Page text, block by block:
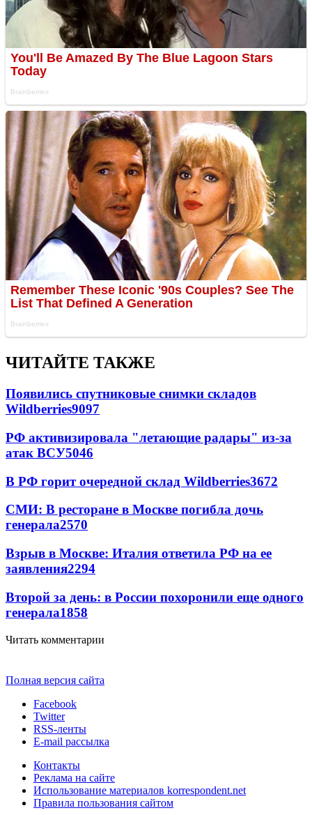
ЧИТАЙТЕ ТАКЖЕ
Появились спутниковые снимки складов
Wildberries9097
РФ активизировала "летающие радары" из-за
атак ВСУ5046
В РФ горит очередной склад Wildberries3672
СМИ: В ресторане в Москве погибла дочь
генерала2570
Взрыв в Москве: Италия ответила РФ на ее
заявления2294
Второй за день: в России похоронили еще одного
генерала1858
Читать комментарии
Полная версия сайта
Facebook
Twitter
RSS-ленты
E-mail рассылка
Контакты
Реклама на сайте
Использование материалов korrespondent.net
Правила пользования сайтом